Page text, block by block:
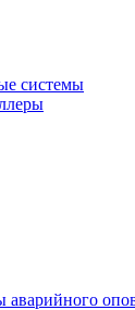
системы
аварийного